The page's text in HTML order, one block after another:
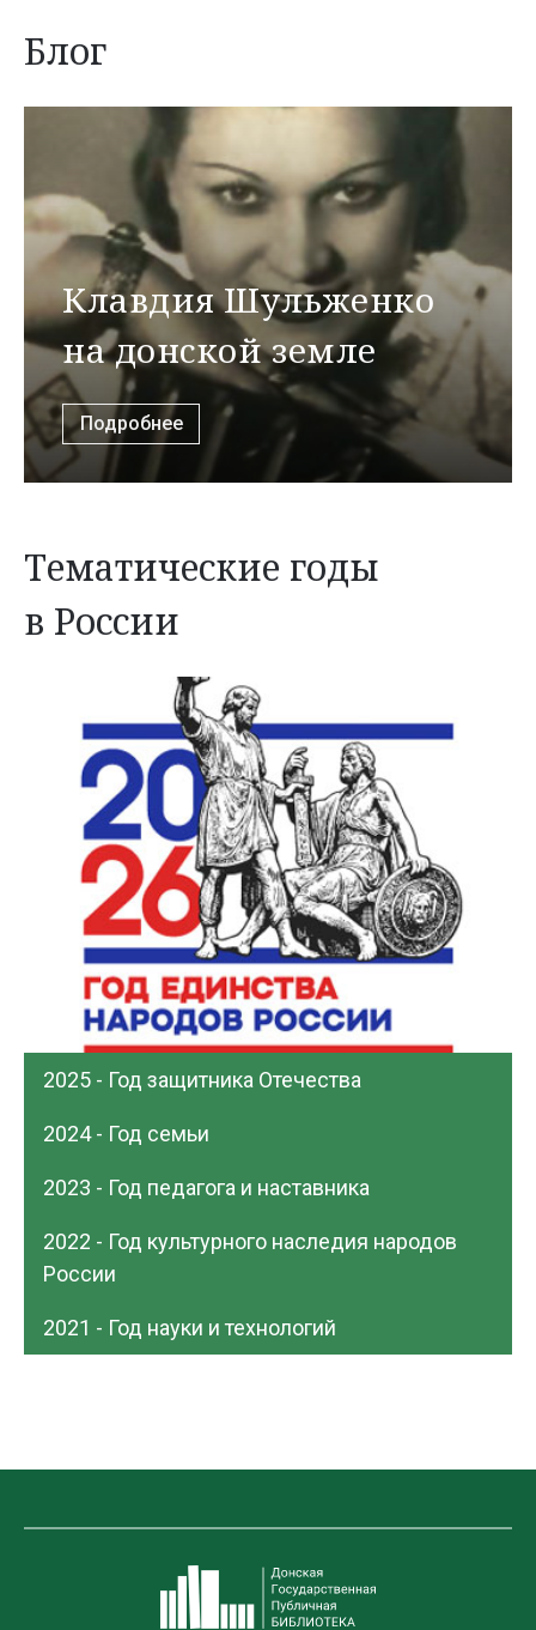
Блог
Клавдия Шульженко
на донской земле
Подробнее
Тематические годы
в России
2025 - Год защитника Отечества
2024 - Год семьи
2023 - Год педагога и наставника
2022 - Год культурного наследия народов
России
2021 - Год науки и технологий